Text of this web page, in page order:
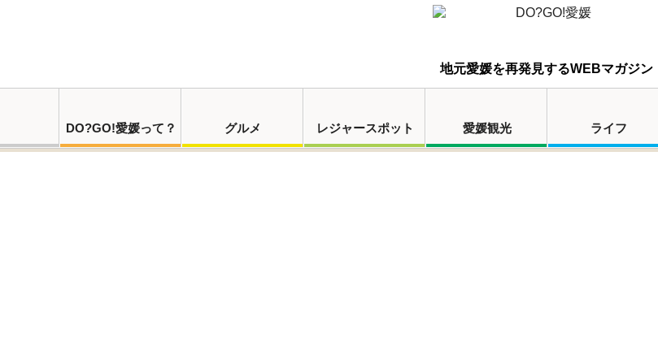
地元愛媛を再発見するWEBマガジン
DO?GO!愛媛って？ グルメ レジャースポット 愛媛観光 ライフ